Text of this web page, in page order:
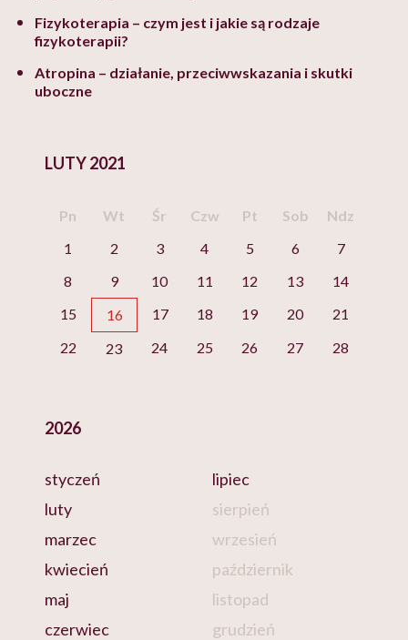
Fizykoterapia – czym jest i jakie są rodzaje
fizykoterapii?
Atropina – działanie, przeciwwskazania i skutki
uboczne
LUTY 2021
Pn Wt Śr Czw Pt Sob
Ndz
1
2 3 4 5 6
7
8
9 10 11 12 13
14
15
16 17 18 19 20
21
22
23 24 25 26 27 28
2026
styczeń
luty
marzec
kwiecień
maj
czerwiec
lipiec
sierpień
wrzesień
październik
listopad
grudzień